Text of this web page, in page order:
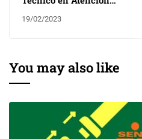
19/02/2023
You may also like